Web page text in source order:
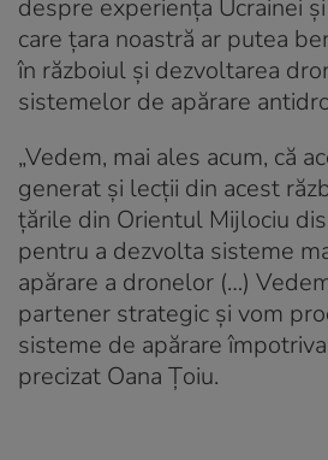
despre experiența Ucrainei
care țara noastră ar putea
în războiul și dezvoltarea
sistemelor de apărare
„Vedem, mai ales acum, că
generat și lecții din acest
țările din Orientul Mijlociu
pentru a dezvolta sisteme
apărare a dronelor (…)
partener strategic și vom
sisteme de apărare
precizat Oana Țoiu.